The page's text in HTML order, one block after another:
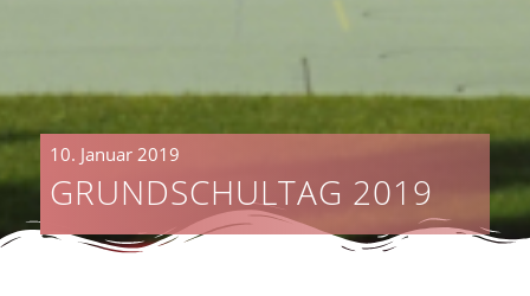
10. Januar 2019
GRUNDSCHULTAG 2019